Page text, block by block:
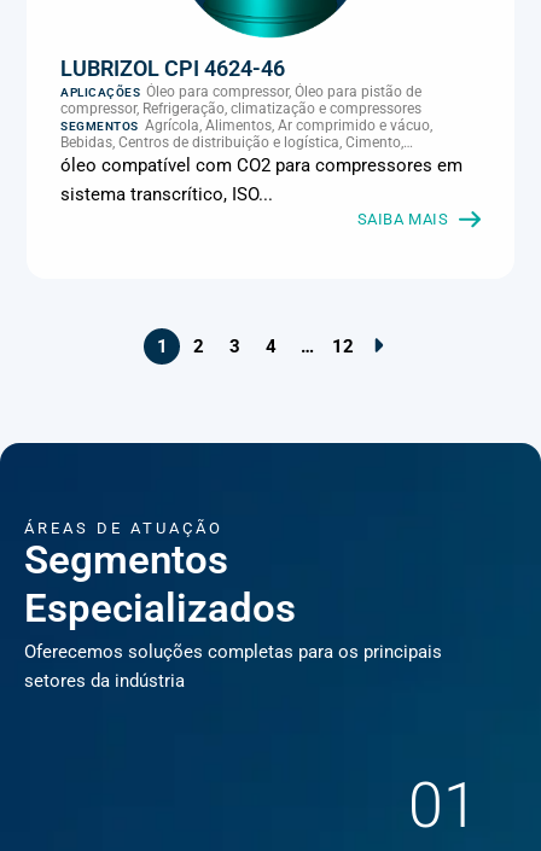
LUBRIZOL CPI 4624-46
APLICAÇÕES Óleo para compressor, Óleo para pistão de
compressor, Refrigeração, climatização e compressores
SEGMENTOS Agrícola, Alimentos, Ar comprimido e vácuo,
Bebidas, Centros de distribuição e logística, Cimento,
Climatização e HVAC, Data center, Eletroeletrônica, Embalagens
e latas, Energia (geração), Eólico, Farmacêutica e cosmética,
Frigoríficos e abate, Laticínios, Madeira e móveis,
Metalmecânica, Metalurgia e fundição, Mineração, MRO e
manutenção industrial, Naval e portuário, Panificação, Papel e
óleo compatível com CO2 para compressores em
sistema transcrítico, ISO...
SAIBA MAIS
1 2 3 4 … 12
ÁREAS DE ATUAÇÃO
Segmentos
Especializados
Oferecemos soluções completas para os principais
setores da indústria
01